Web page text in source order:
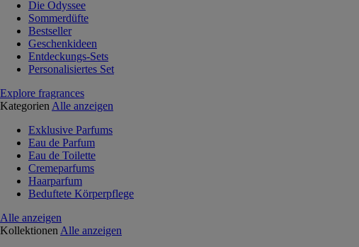
Die Odyssee
Sommerdüfte
Bestseller
Geschenkideen
Entdeckungs-Sets
Personalisiertes Set
Explore fragrances
Kategorien Alle anzeigen
Exklusive Parfums
Eau de Parfum
Eau de Toilette
Cremeparfums
Haarparfum
Beduftete Körperpflege
Alle anzeigen
Kollektionen Alle anzeigen